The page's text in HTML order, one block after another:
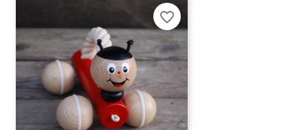
favorite_border